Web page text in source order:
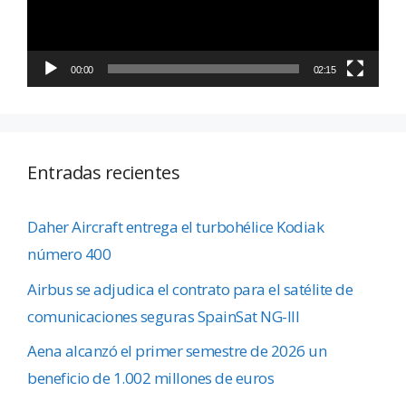
00:00 02:15
Entradas recientes
Daher Aircraft entrega el turbohélice Kodiak
número 400
Airbus se adjudica el contrato para el satélite de
comunicaciones seguras SpainSat NG-III
Aena alcanzó el primer semestre de 2026 un
beneficio de 1.002 millones de euros